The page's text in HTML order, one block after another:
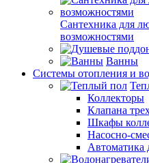
Сантехника для
возможностями
Ванны
Системы отопления и
Коллекторы
Клапана
Шкафы
Насосно-
Автоматика